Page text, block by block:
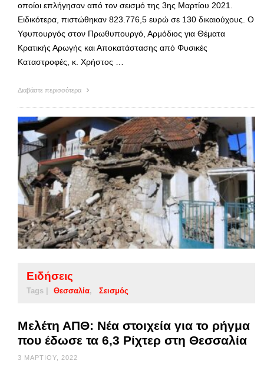
οποίοι επλήγησαν από τον σεισμό της 3ης Μαρτίου 2021.
Ειδικότερα, πιστώθηκαν 823.776,5 ευρώ σε 130 δικαιούχους. Ο
Υφυπουργός στον Πρωθυπουργό, Αρμόδιος για Θέματα
Κρατικής Αρωγής και Αποκατάστασης από Φυσικές
Καταστροφές, κ. Χρήστος …
Διαβάστε περισσότερα
Ειδήσεις
Tags | Θεσσαλία Σεισμός
Μελέτη ΑΠΘ: Νέα στοιχεία για το ρήγμα
που έδωσε τα 6,3 Ρίχτερ στη Θεσσαλία
3 ΜΑΡΤΊΟΥ, 2022